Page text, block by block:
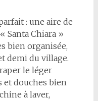
: une aire de
Santa Chiara »
bien organisée,
demi du village.
le léger
et douches bien
à laver,